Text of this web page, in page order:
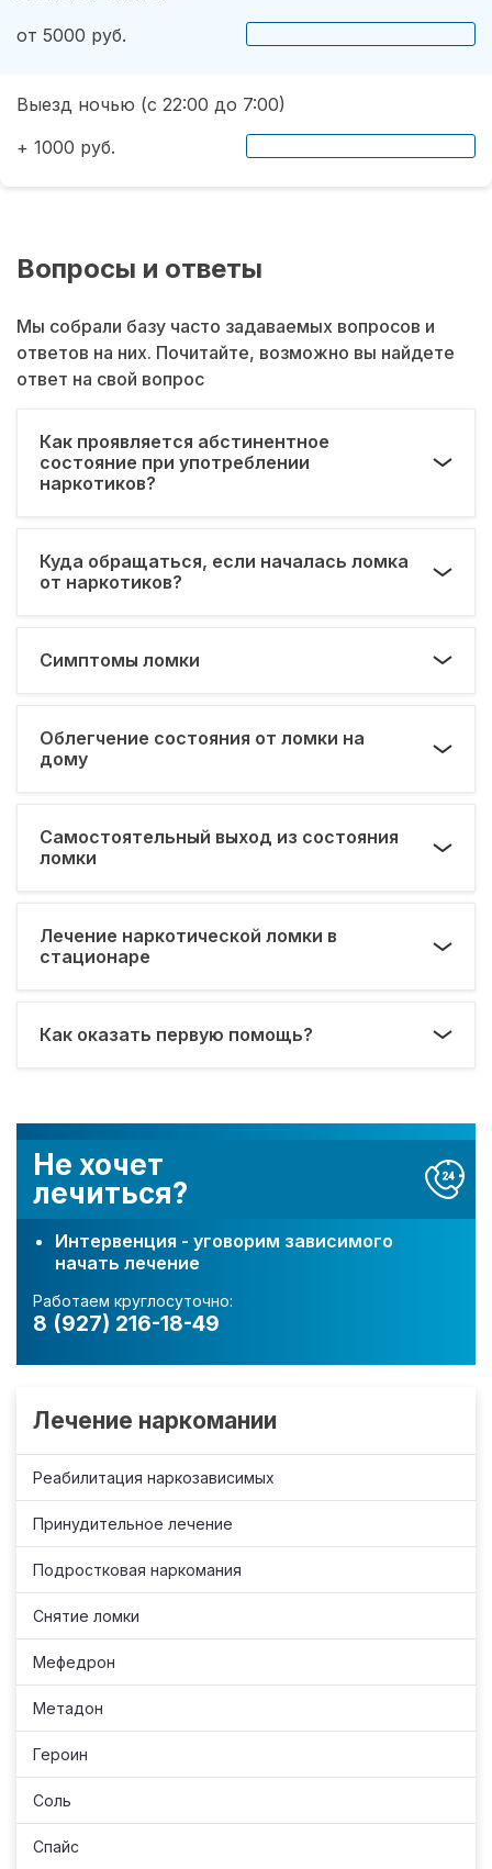
Не хочет
лечиться?
Интервенция - уговорим зависимого
начать лечение
Работаем круглосуточно:
8 (927) 216-18-49
Лечение наркомании
Реабилитация наркозависимых
Принудительное лечение
Подростковая наркомания
Снятие ломки
Мефедрон
Метадон
Героин
Соль
Спайс
от 5000 руб.
Выезд ночью (с 22:00 до 7:00)
+ 1000 руб.
Вопросы и ответы
Мы собрали базу часто задаваемых вопросов и
ответов на них. Почитайте, возможно вы найдете
ответ на свой вопрос
Как проявляется абстинентное
состояние при употреблении
наркотиков?
Куда обращаться, если началась ломка
от наркотиков?
Симптомы ломки
Облегчение состояния от ломки на
дому
Самостоятельный выход из состояния
ломки
Лечение наркотической ломки в
стационаре
Как оказать первую помощь?